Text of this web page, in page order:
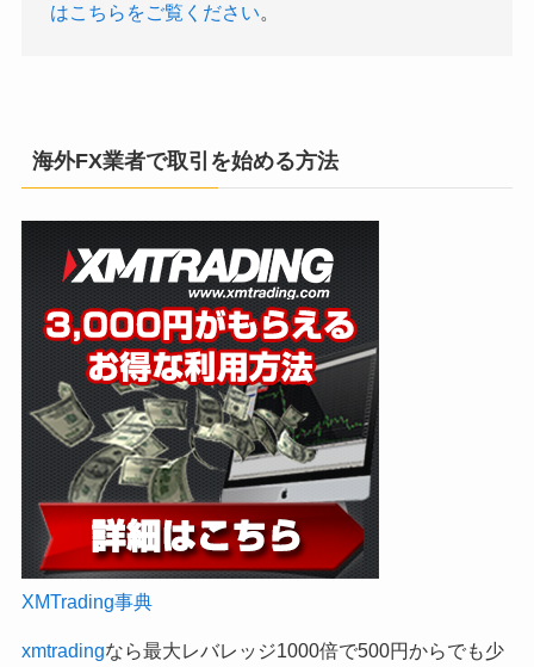
はこちらをご覧ください。
海外FX業者で取引を始める方法
XMTrading事典
xmtradingなら最大レバレッジ1000倍で500円からでも少